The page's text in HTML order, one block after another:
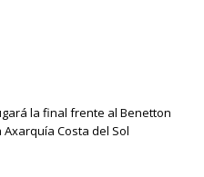
la final frente al Benetton
Axarquía Costa del Sol